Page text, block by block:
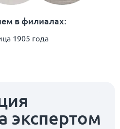
в филиалах:
1905 года
экспертом